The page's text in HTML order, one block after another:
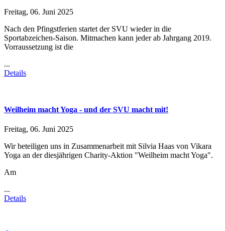
Freitag, 06. Juni 2025
Nach den Pfingstferien startet der SVU wieder in die
Sportabzeichen-Saison. Mitmachen kann jeder ab Jahrgang 2019.
Vorraussetzung ist die
...
Details
Weilheim macht Yoga - und der SVU macht mit!
Freitag, 06. Juni 2025
Wir beteiligen uns in Zusammenarbeit mit Silvia Haas von Vikara
Yoga an der diesjährigen Charity-Aktion "Weilheim macht Yoga".
Am
...
Details